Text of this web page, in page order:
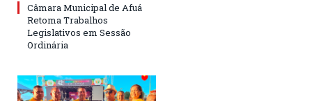
Câmara Municipal de Afuá
Retoma Trabalhos
Legislativos em Sessão
Ordinária